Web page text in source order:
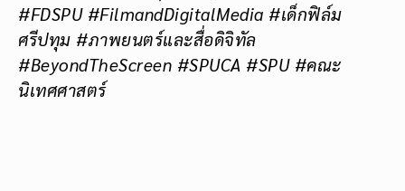
#FDSPU #FilmandDigitalMedia #เด็กฟิล์ม
ศรีปทุม #ภาพยนตร์และสื่อดิจิทัล
#BeyondTheScreen #SPUCA #SPU #คณะ
นิเทศศาสตร์